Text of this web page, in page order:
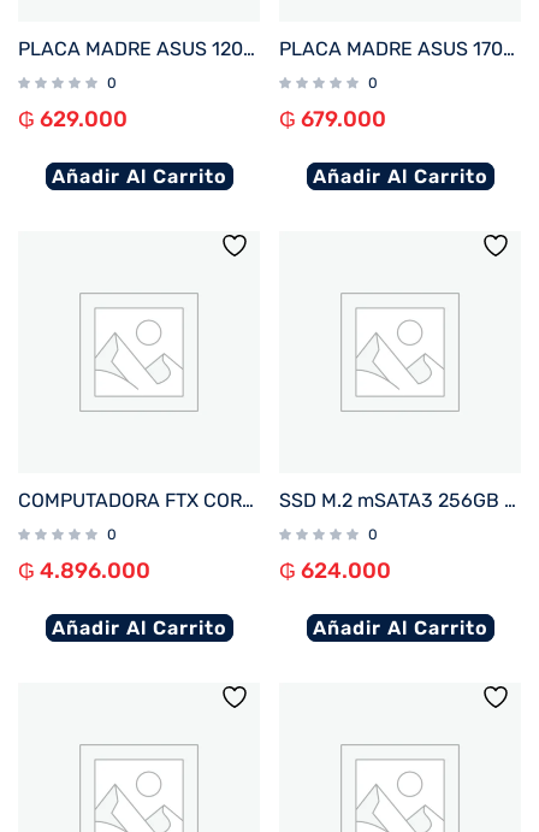
PLACA MADRE ASUS 1200 PRIME H510M-F R3.0 S/R/HDMI/M2/DDR4/USB3.2/MATX
0
₲ 629.000
Añadir Al Carrito
PLACA MADRE ASUS 1700 PRIME H610M-K D4-CSM V/S/R/HDMI/M2/USB3.2/MATX
0
₲ 679.000
Añadir Al Carrito
COMPUTADORA FTX CORE MAX PLUS I5/480SSD/8G/4GBVGA+MON 22″+UPS600+TECL+MOU+SPK+FILTRO
0
₲ 4.896.000
Añadir Al Carrito
SSD M.2 mSATA3 256GB KINGSTON SKC600MS/256G 550/500MB/S
0
₲ 624.000
Añadir Al Carrito